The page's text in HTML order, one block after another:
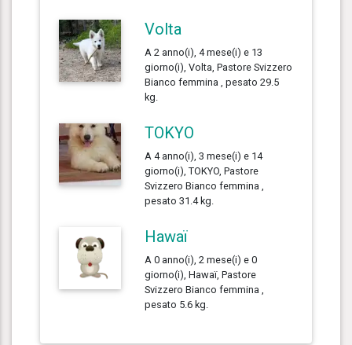
Volta
A 2 anno(i), 4 mese(i) e 13
giorno(i), Volta, Pastore Svizzero
Bianco femmina , pesato 29.5
kg.
TOKYO
A 4 anno(i), 3 mese(i) e 14
giorno(i), TOKYO, Pastore
Svizzero Bianco femmina ,
pesato 31.4 kg.
Hawaï
A 0 anno(i), 2 mese(i) e 0
giorno(i), Hawaï, Pastore
Svizzero Bianco femmina ,
pesato 5.6 kg.